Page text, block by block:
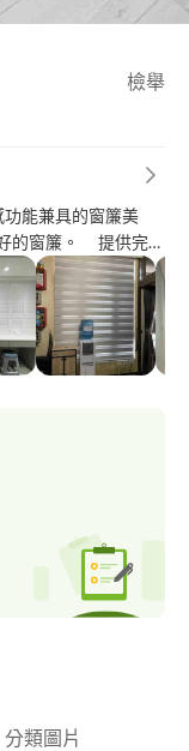
檢舉
功能兼具的窗簾美
的窗簾。 提供完整
完整透明報價、用心
化訂製，布種齊全、
電防霾紗網｜TOSO
有： 智能居家設備
木百葉窗 實體門
》土城區金城路三
服務地區：以 “新
分類圖片